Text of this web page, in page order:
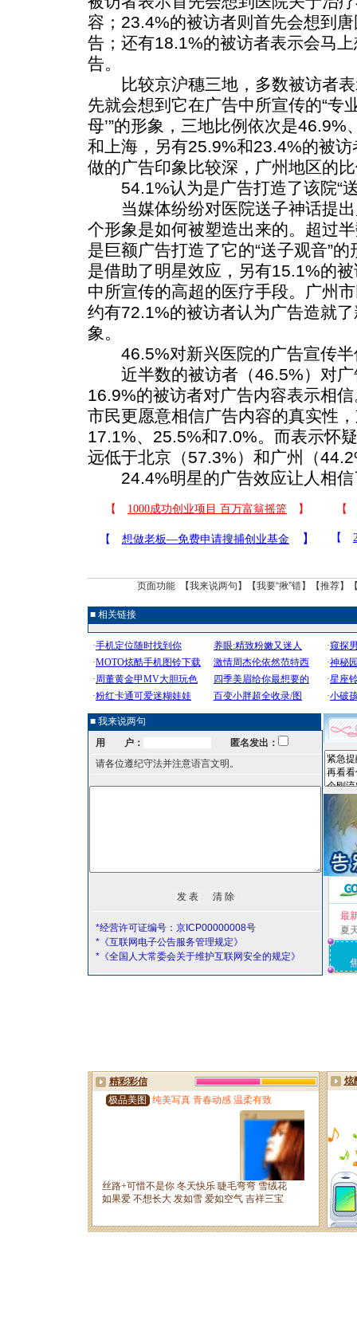
容；23.4%的被访者则首先会想到
告；还有18.1%的被访者表示会马
告。
比较京沪穗三地，多数被访者表
先就会想到它在广告中所宣传的“专
母’”的形象，三地比例依次是
和上海，另有25.9%和23.4%的被
做的广告印象比较深，广州地区的
54.1%认为是广告打造了该院“送
当媒体纷纷对医院送子神话提出
个形象是如何被塑造出来的。超过
是巨额广告打造了它的“送子观音”
是借助了明星效应，另有15.1%的
中所宣传的高超的医疗手段。广州
约有72.1%的被访者认为广告造就了
象。
46.5%对新兴医院的广告宣传半
近半数的被访者（46.5%）对广
16.9%的被访者对广告内容表示相
市民更愿意相信广告内容的真实性
17.1%、25.5%和7.0%。而表示怀
远低于北京（57.3%）和广州（
24.4%明星的广告效应让人相信
页面功能 【我来说两句 】【我要“揪”错】【推荐】
■ 相关链接
■ 我来说两句
用 户：
匿名发出：
请各位遵纪守法并注意语言文明。
*经营许可证编号：京ICP00000008号
*《互联网电子公告服务管理规定》
*《全国人大常委会关于维护互联网安全的规定》
最
夏